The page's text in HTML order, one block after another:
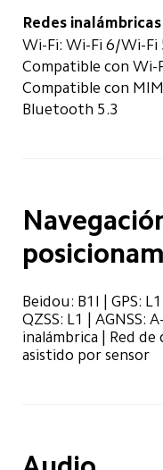
Redes inalámbricas
Wi-Fi: Wi-Fi 6/Wi-
Compatible con Wi-
Compatible con
Bluetooth 5.3
Beidou: B1I | GPS:
QZSS: L1 | AGNSS:
inalámbrica | Red
asistido por sensor